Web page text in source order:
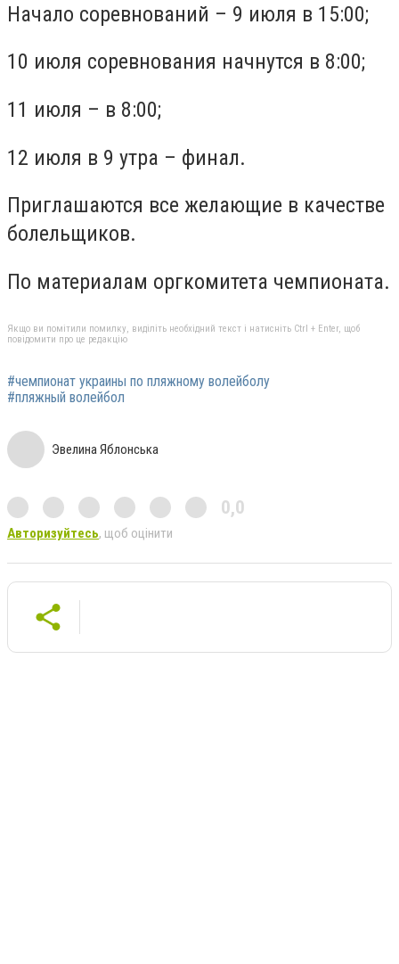
Начало соревнований – 9 июля в 15:00;
10 июля соревнования начнутся в 8:00;
11 июля – в 8:00;
12 июля в 9 утра – финал.
Приглашаются все желающие в качестве
болельщиков.
По материалам оргкомитета чемпионата.
Якщо ви помітили помилку, виділіть необхідний текст і натисніть Ctrl + Enter, щоб
повідомити про це редакцію
#чемпионат украины по пляжному волейболу
#пляжный волейбол
Эвелина Яблонська
0,0
Авторизуйтесь, щоб оцінити